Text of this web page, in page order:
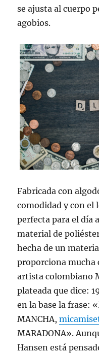
se ajusta al cuerpo
agobios.
Fabricada con
comodidad y con el
perfecta para el día
material de
hecha de un
proporciona mucha
artista colombiano
plateada que dice:
en la base la frase:
MANCHA,
MARADONA».
Hansen está